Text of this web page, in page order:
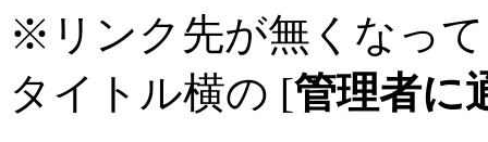
※リンク先が無くなっ
タイトル横の [管理者に